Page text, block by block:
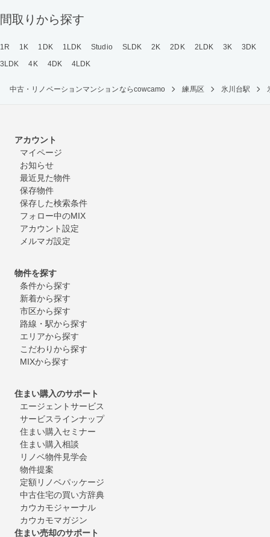
間取りから探す
1R 1K 1DK 1LDK Studio SLDK 2K 2DK 2LDK 3K
3DK
3LDK
4K 4DK 4LDK
中古・リノベーションマンションならcowcamo 練馬区 氷川台駅
アカウント
マイページ
お知らせ
最近見た物件
保存物件
保存した検索条件
フォロー中のMIX
アカウント設定
メルマガ設定
物件を探す
条件から探す
新着から探す
市区から探す
路線・駅から探す
エリアから探す
こだわりから探す
MIXから探す
住まい購入のサポート
エージェントサービス
サービスラインナップ
住まい購入セミナー
住まい購入相談
リノベ物件見学会
物件提案
定額リノベパッケージ
中古住宅の買い方辞典
カウカモジャーナル
カウカモマガジン
住まい売却のサポート